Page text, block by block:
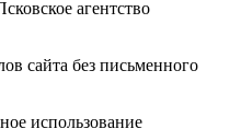
агентство
сайта без письменного
использование